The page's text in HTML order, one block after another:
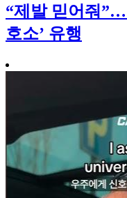
“제발 믿어줘”…
호소’ 유행